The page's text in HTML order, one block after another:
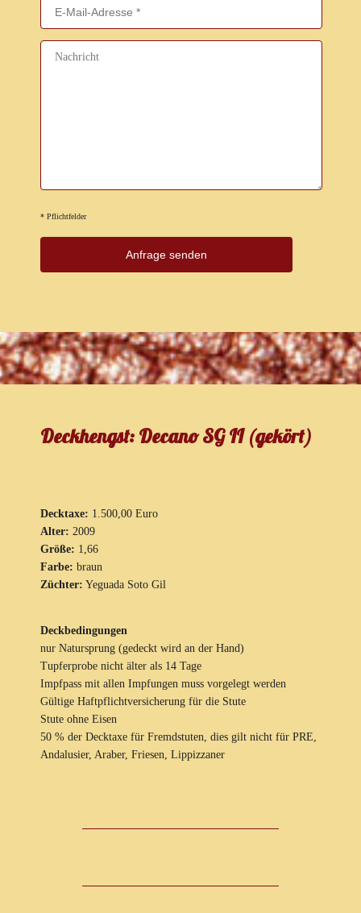
* Pflichtfelder
Deckhengst: Decano SG II (gekört)
Decktaxe: 1.500,00 Euro
Alter: 2009
Größe: 1,66
Farbe: braun
Züchter: Yeguada Soto Gil
Deckbedingungen
nur Natursprung (gedeckt wird an der Hand)
Tupferprobe nicht älter als 14 Tage
Impfpass mit allen Impfungen muss vorgelegt werden
Gültige Haftpflichtversicherung für die Stute
Stute ohne Eisen
50 % der Decktaxe für Fremdstuten, dies gilt nicht für PRE,
Andalusier, Araber, Friesen, Lippizzaner